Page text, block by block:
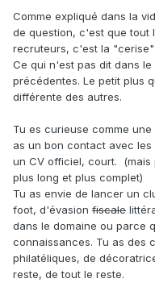
Comme expliqué dans la
de question, c'est que tout
recruteurs, c'est la
Ce qui n'est pas dit dans
précédentes. Le petit plus
différente des autres.
Tu es curieuse comme
as un bon contact avec les
un CV officiel, court. (mais
plus long et plus complet)
Tu as envie de lancer un
foot, d'évasion fiscale
dans le domaine ou parce
connaissances. Tu as des
philatéliques, de
reste, de tout le reste.